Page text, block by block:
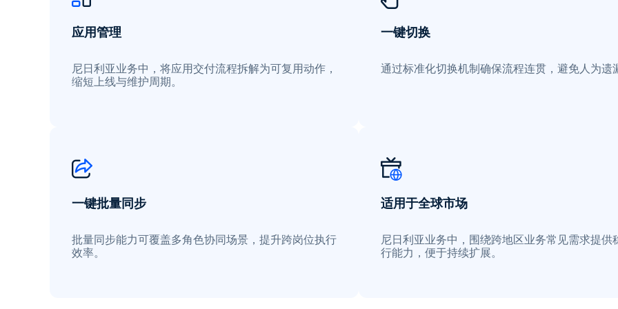
应用管理
尼日利亚业务中，将应用交付流程拆解为可复用动作，
缩短上线与维护周期。
一键切换
通过标准化切换机制确保流程连贯，避免人为遗
一键批量同步
批量同步能力可覆盖多角色协同场景，提升跨岗位执行
效率。
适用于全球市场
尼日利亚业务中，围绕跨地区业务常见需求提供
行能力，便于持续扩展。